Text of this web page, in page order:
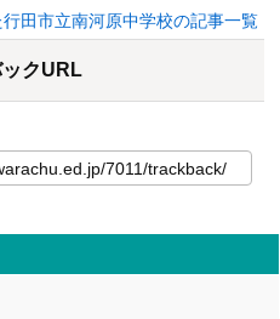
田市立南河原中学校の記事一覧
クURL